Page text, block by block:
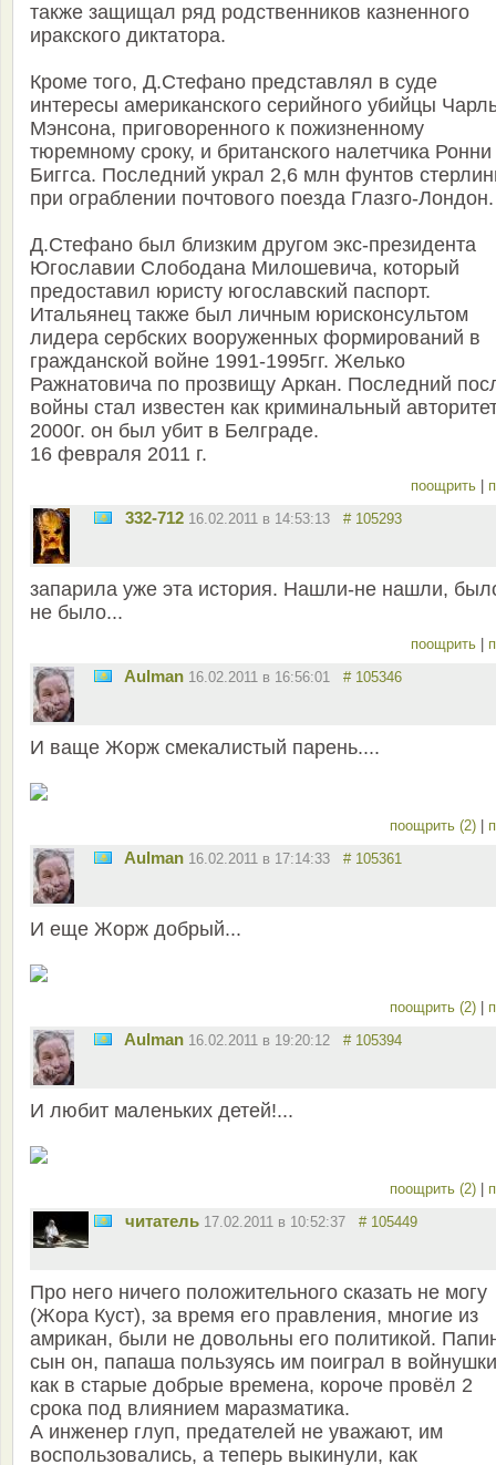
также защищал ряд родственников казненного
иракского диктатора.
Кроме того, Д.Стефано представлял в суде
интересы американского серийного убийцы
Мэнсона, приговоренного к пожизненному
тюремному сроку, и британского налетчика Ронни
Биггса. Последний украл 2,6 млн фунтов
при ограблении почтового поезда Глазго-Лондон.
Д.Стефано был близким другом экс-президента
Югославии Слободана Милошевича, который
предоставил юристу югославский паспорт.
Итальянец также был личным юрисконсультом
лидера сербских вооруженных формирований в
гражданской войне 1991-1995гг. Желько
Ражнатовича по прозвищу Аркан. Последний
войны стал известен как криминальный
2000г. он был убит в Белграде.
16 февраля 2011 г.
поощрить
332-712 16.02.2011 в 14:53:13 # 105293
запарила уже эта история. Нашли-не нашли,
не было...
поощрить
Aulman 16.02.2011 в 16:56:01 # 105346
И ваще Жорж смекалистый парень....
поощрить (2)
Aulman 16.02.2011 в 17:14:33 # 105361
И еще Жорж добрый...
поощрить (2)
Aulman 16.02.2011 в 19:20:12 # 105394
И любит маленьких детей!...
поощрить (2)
читатель 17.02.2011 в 10:52:37 # 105449
Про него ничего положительного сказать не могу
(Жора Куст), за время его правления, многие из
амрикан, были не довольны его политикой.
сын он, папаша пользуясь им поиграл в
как в старые добрые времена, короче провёл 2
срока под влиянием маразматика.
А инженер глуп, предателей не уважают, им
воспользовались, а теперь выкинули, как